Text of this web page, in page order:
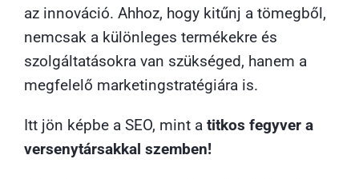
az innováció. Ahhoz, hogy kitűnj a tömegből,
nemcsak a különleges termékekre és
szolgáltatásokra van szükséged, hanem a
megfelelő marketingstratégiára is.
Itt jön képbe a SEO, mint a titkos fegyver a
versenytársakkal szemben!